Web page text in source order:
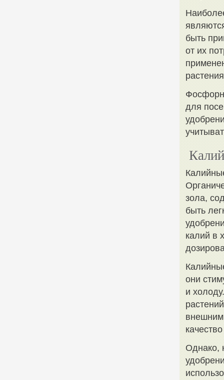
быть
от их
для
зола,
быть
калий в
они
и
внешним
Однако,